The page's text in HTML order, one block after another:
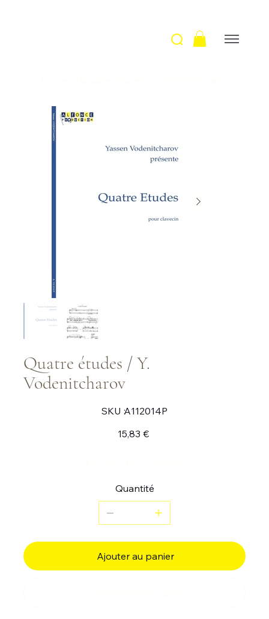
Quatre études / Y.
Vodenitcharov
SKU :SKU
A112014P
A112014P
15,83 €
Quantité
Ajouter au panier